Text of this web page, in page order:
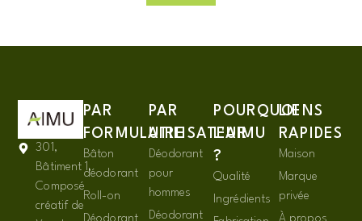
301,
Bâtiment 1,
Composé
créatif de
PAR
FORMULAIRE
Bâton
déodorant
Roll-on
PAR
UTILISATEUR
Déodorant
pour
hommes
Déodorant
POURQUOI
L'AIMU
?
Qualité
Ingrédients
LIENS
RAPIDES
Maison
Marque
privée